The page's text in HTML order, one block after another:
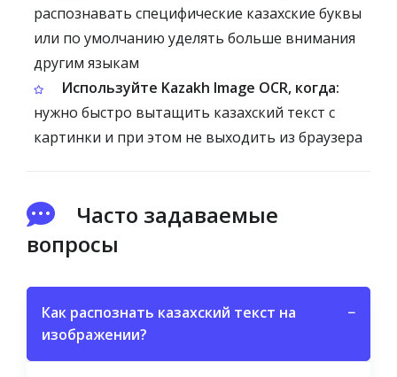
распознавать специфические казахские буквы
или по умолчанию уделять больше внимания
другим языкам
Используйте Kazakh Image OCR, когда:
нужно быстро вытащить казахский текст с
картинки и при этом не выходить из браузера
Часто задаваемые
вопросы
Как распознать казахский текст на
изображении?
−